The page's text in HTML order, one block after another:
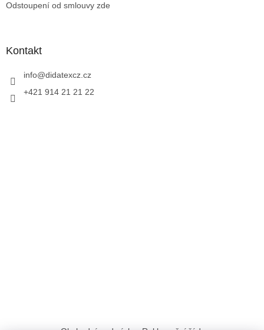
Odstoupení od smlouvy zde
Kontakt
info@didatexcz.cz
+421 914 21 21 22